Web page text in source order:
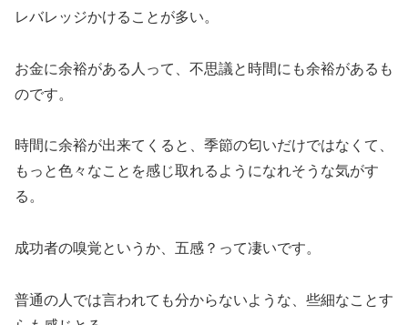
レバレッジかけることが多い。
お金に余裕がある人って、不思議と時間にも余裕があるも
のです。
時間に余裕が出来てくると、季節の匂いだけではなくて、
もっと色々なことを感じ取れるようになれそうな気がす
る。
成功者の嗅覚というか、五感？って凄いです。
普通の人では言われても分からないような、些細なことす